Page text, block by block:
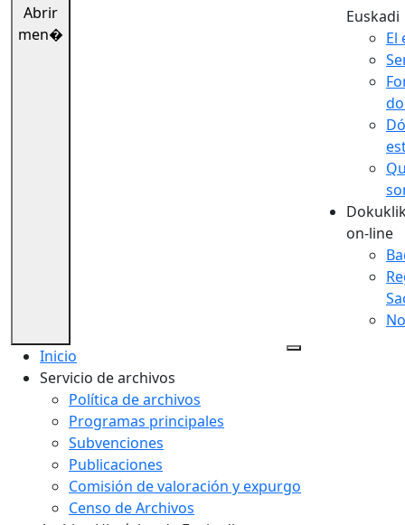
Abrir
men�
Euskadi
El
on-line
Inicio
Servicio de archivos
Política de archivos
Programas principales
Subvenciones
Publicaciones
Comisión de valoración y expurgo
Censo de Archivos